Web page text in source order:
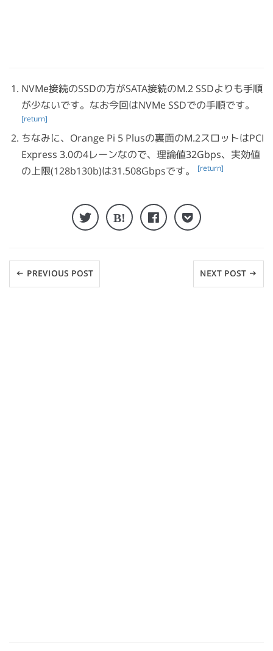
NVMe接続のSSDの方がSATA接続のM.2 SSDよりも手順
が少ないです。なお今回はNVMe SSDでの手順です。
[return]
ちなみに、Orange Pi 5 Plusの裏面のM.2スロットはPCI
Express 3.0の4レーンなので、理論値32Gbps、実効値
の上限(128b130b)は31.508Gbpsです。
[return]
← PREVIOUS POST NEXT POST →